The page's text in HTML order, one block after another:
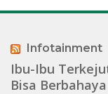
Infotainment
Ibu-Ibu
Bisa